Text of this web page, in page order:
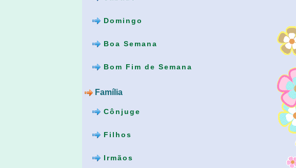
Domingo
Boa Semana
Bom Fim de Semana
Família
Cônjuge
Filhos
Irmãos